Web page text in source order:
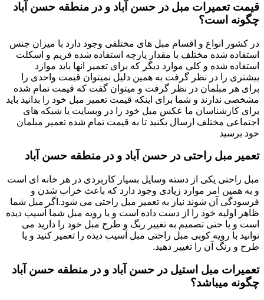
قیمت تعمیرات مبل در حسن آباد و در منطقه حسن آباد
چگونه است؟
در کشور انواع و اقسام مبل های مختلفی وجود دارد با میزان جنس
استفاده شده مختلف با مقدار پارچه استفاده شده فریم و اسکلت
استفاده شده و کلی موارد دیگر که برای تعمیر انها باید موارد
بیشتری را در نظر گرفت به همین دلیل نمیتوان قیمت واحدی را
برای هر مبلمان در نظر گرفت و میتوان گفت که قیمت تمام شده
مشخصی ندارند و شما برای اینکه قیمت تعمیر مبل خود را بدانید باید
برای کارشناسان ما عکس مبل خود را در وبسایت یا شبکه های
اجتماعی مختلف ارسال بکنید تا به قیمت تمام شده تعمیر مبلمان
خود برسید
تعمیر مبل راحتی در حسن آباد و در منطقه حسن آباد
مبل راحتی یکی از دسته وسایل بسیار کاربردی در هر خانه ای است
و به همین امر موارد زیادی وجود دارد که باعث خراب شدن و
فرسودگی آن شوند نیاز به تعمیر مبل راحتی می شود.اگر مبل شما
ظاهر اولیه خود را از دست داده است و یا رویه مبل شما آسیب دیده
است و یا حتی تصمیم به تغییر رنگ و طرح مبل خود را دارید می
توانید با رویه کوبی مبل راحتی مبل آسیب دیده را تعمیر کنید و یا
طرح و رنگ آن را تغییر دهید.
تعمیرات مبل استیل در حسن آباد و در منطقه حسن آباد
چگونه میباشد؟